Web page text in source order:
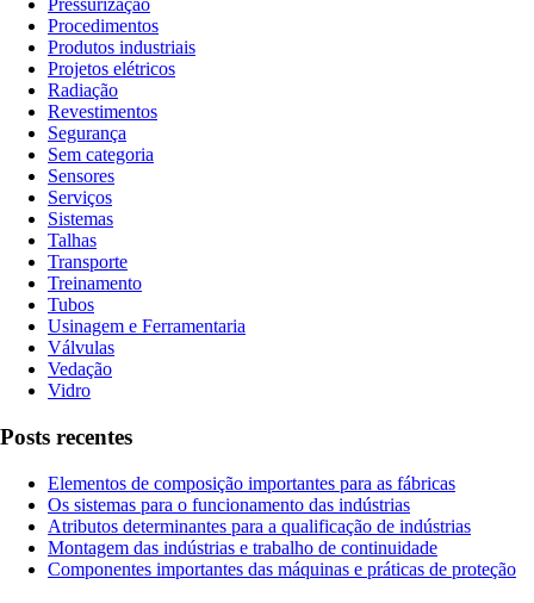
Pressurização
Procedimentos
Produtos industriais
Projetos elétricos
Radiação
Revestimentos
Segurança
Sem categoria
Sensores
Serviços
Sistemas
Talhas
Transporte
Treinamento
Tubos
Usinagem e Ferramentaria
Válvulas
Vedação
Vidro
Posts recentes
Elementos de composição importantes para as fábricas
Os sistemas para o funcionamento das indústrias
Atributos determinantes para a qualificação de indústrias
Montagem das indústrias e trabalho de continuidade
Componentes importantes das máquinas e práticas de proteção